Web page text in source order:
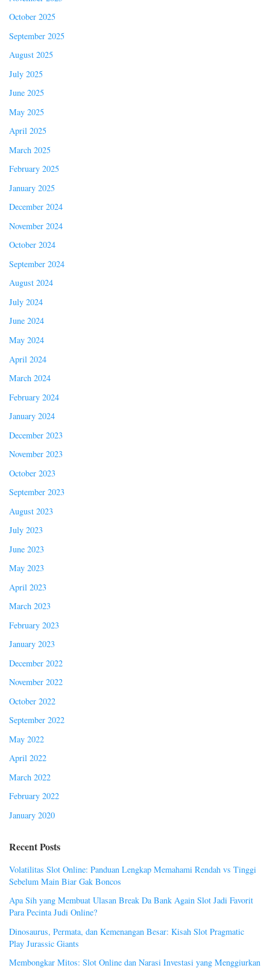
October 2025
September 2025
August 2025
July 2025
June 2025
May 2025
April 2025
March 2025
February 2025
January 2025
December 2024
November 2024
October 2024
September 2024
August 2024
July 2024
June 2024
May 2024
April 2024
March 2024
February 2024
January 2024
December 2023
November 2023
October 2023
September 2023
August 2023
July 2023
June 2023
May 2023
April 2023
March 2023
February 2023
January 2023
December 2022
November 2022
October 2022
September 2022
May 2022
April 2022
March 2022
February 2022
January 2020
Recent Posts
Volatilitas Slot Online: Panduan Lengkap Memahami Rendah vs Tinggi
Sebelum Main Biar Gak Boncos
Apa Sih yang Membuat Ulasan Break Da Bank Again Slot Jadi Favorit
Para Pecinta Judi Online?
Dinosaurus, Permata, dan Kemenangan Besar: Kisah Slot Pragmatic
Play Jurassic Giants
Membongkar Mitos: Slot Online dan Narasi Investasi yang Menggiurkan